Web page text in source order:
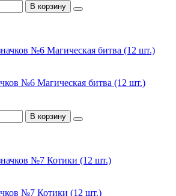
В корзину
№6 Магическая битва (12 шт.)
В корзину
№7 Котики (12 шт.)